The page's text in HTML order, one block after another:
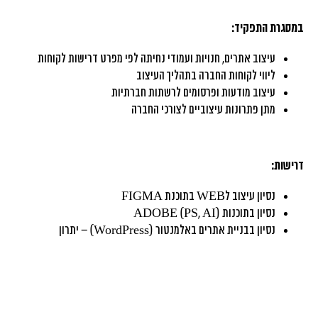
במסגרת התפקיד:
עיצוב אתרים, חנויות ועמודי נחיתה לפי מפרט דרישות לקוחות
ליווי לקוחות החברה בתהליך העיצוב
עיצוב מודעות ופרסומים לרשתות חברתיות
מתן פתרונות עיצוביים לצורכי החברה
דרישות:
נסיון עיצוב לWEB בתוכנת FIGMA
נסיון בתוכנות ADOBE (PS, AI)
נסיון בבניית אתרים באלמנטור (WordPress) – יתרון